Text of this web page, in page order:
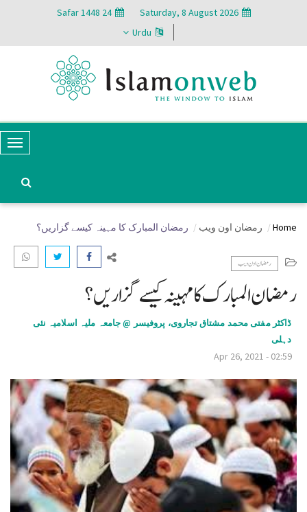
Saturday, 8 August 2026
24 Safar 1448
Urdu
T
a
t
i
o
n
Home رمضان اون ويب رمضان المبارک کا مہینہ کیسے گزاریں؟
رمضان اون ويب
رمضان المبارک کا مہینہ کیسے گزاریں؟
ڈاکٹر مفتی محمد مشتاق تجاروی، پروفیسر @ جامعہ ملیہ اسلامیہ نئی
دہلی
Apr 26, 2021 - 02:59